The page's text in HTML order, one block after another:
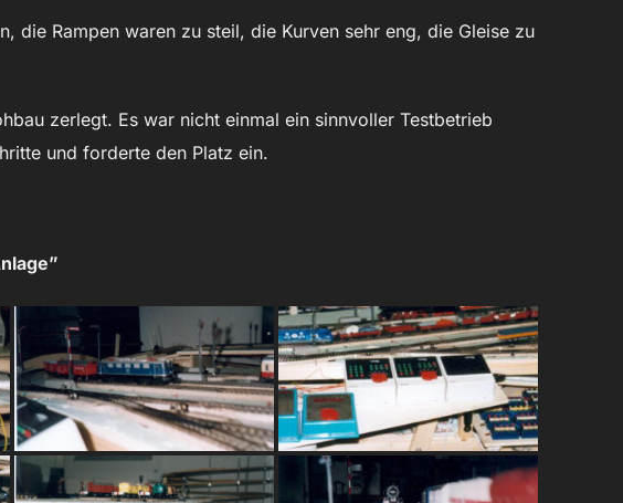
die Rampen waren zu steil, die Kurven sehr eng, die Gleise zu
zerlegt. Es war nicht einmal ein sinnvoller Testbetrieb
und forderte den Platz ein.